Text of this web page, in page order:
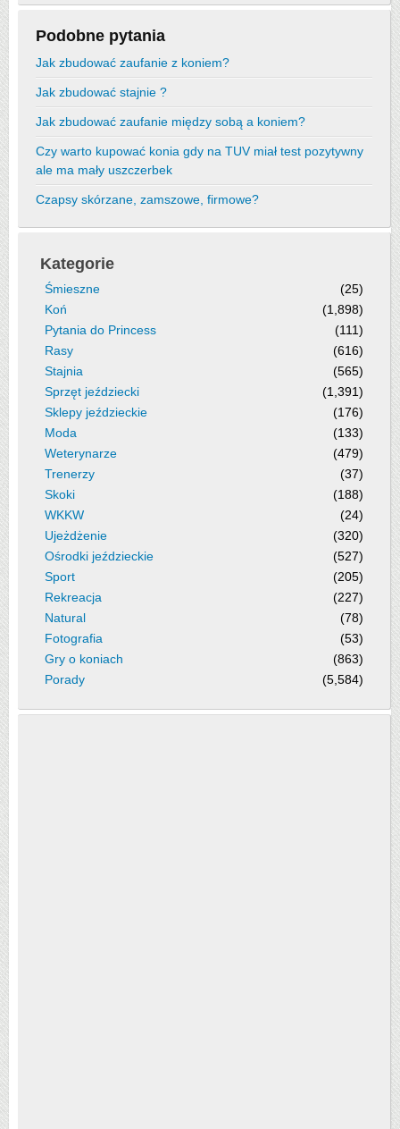
Podobne pytania
Jak zbudować zaufanie z koniem?
Jak zbudować stajnie ?
Jak zbudować zaufanie między sobą a koniem?
Czy warto kupować konia gdy na TUV miał test pozytywny
ale ma mały uszczerbek
Czapsy skórzane, zamszowe, firmowe?
Kategorie
Śmieszne
(25)
Koń
(1,898)
Pytania do Princess
(111)
Rasy
(616)
Stajnia
(565)
Sprzęt jeździecki
(1,391)
Sklepy jeździeckie
(176)
Moda
(133)
Weterynarze
(479)
Trenerzy
(37)
Skoki
(188)
WKKW
(24)
Ujeżdżenie
(320)
Ośrodki jeździeckie
(527)
Sport
(205)
Rekreacja
(227)
Natural
(78)
Fotografia
(53)
Gry o koniach
(863)
Porady
(5,584)